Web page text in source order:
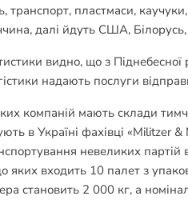
транспорт, пластмаси,
далі йдуть США, Білорусь,
видно, що з
надають послуги
компаній мають склади
в Україні фахівці «Militzer
невеликих партій
яких входить 10 палет з
становить 2 000 кг, а